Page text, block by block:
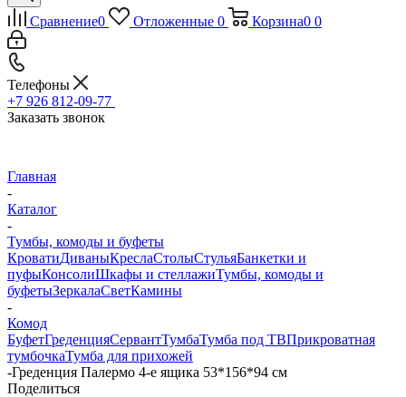
Сравнение0 Отложенные 0 Корзина0 0
Телефоны
+7 926 812-09-77
Заказать звонок
Главная
-
Каталог
-
Тумбы, комоды и буфеты
КроватиДиваныКреслаСтолыСтульяБанкетки и
пуфыКонсолиШкафы и стеллажиТумбы, комоды и
буфетыЗеркалаСветКамины
-
Комод
БуфетГреденцияСервантТумбаТумба под ТВПрикроватная
тумбочкаТумба для прихожей
-Греденция Палермо 4-е ящика 53*156*94 см
Поделиться